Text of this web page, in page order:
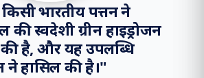
भारतीय पत्तन ने
की स्वदेशी ग्रीन हाइड्रोजन
है, और यह उपलब्धि
ने हासिल की है।"